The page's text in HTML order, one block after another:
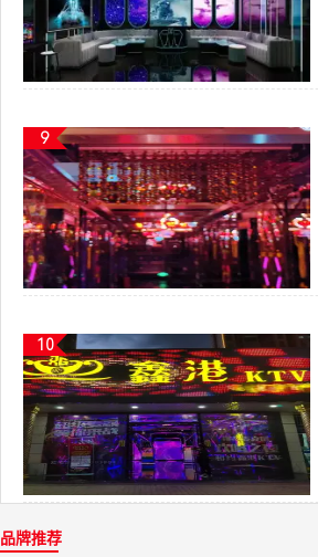
9
10
品牌推荐